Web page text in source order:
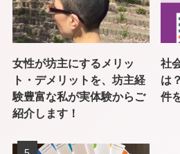
女性が坊主にするメリッ
ト・デメリットを、坊主経
験豊富な私が実体験からご
紹介します！
社
は
件